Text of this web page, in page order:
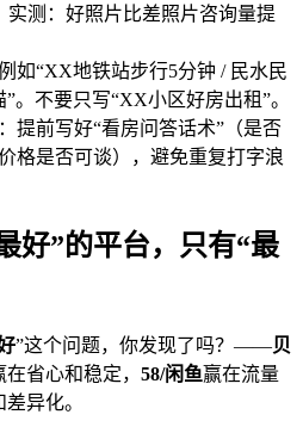
实测：好照片比差照片咨询量提
如“XX地铁站步行5分钟 / 民水民
。不要只写“XX小区好房出租”。
：提前写好“看房问答话术”（是否
格是否可谈），避免重复打字浪
好”的平台，只有“最
”这个问题，你发现了吗？——贝
在省心和稳定， 58/闲鱼赢在流量
异化。